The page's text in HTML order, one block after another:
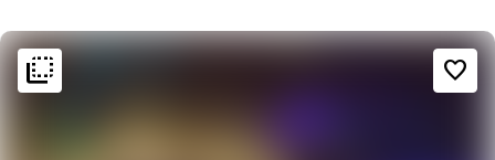
flip_to_back favorite_border
flip_to_back Ambiance
info
Design contemporain